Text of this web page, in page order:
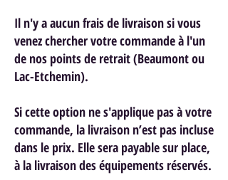
Il n'y a aucun frais de livraison si vous
venez chercher votre commande à l'un
de nos points de retrait (Beaumont ou
Lac-Etchemin).
Si cette option ne s'applique pas à votre
commande, la livraison n’est pas incluse
dans le prix. Elle sera payable sur place,
à la livraison des équipements réservés.